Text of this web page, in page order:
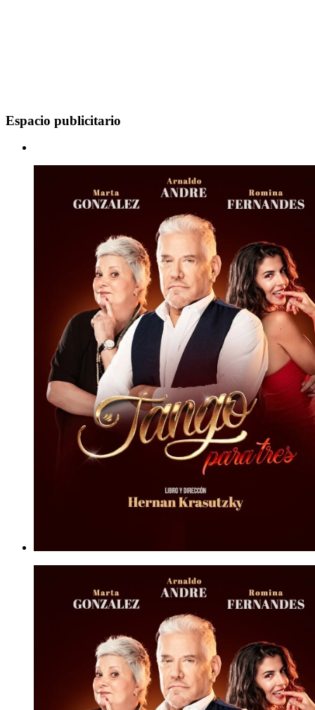
Espacio publicitario